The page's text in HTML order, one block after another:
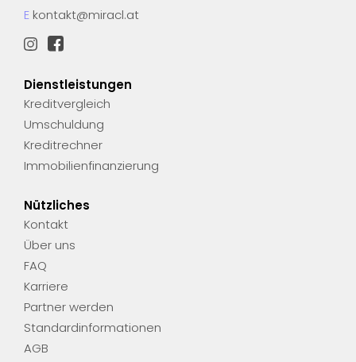
E kontakt@miracl.at
Dienstleistungen
Kreditvergleich
Umschuldung
Kreditrechner
Immobilienfinanzierung
Nützliches
Kontakt
Über uns
FAQ
Karriere
Partner werden
Standardinformationen
AGB